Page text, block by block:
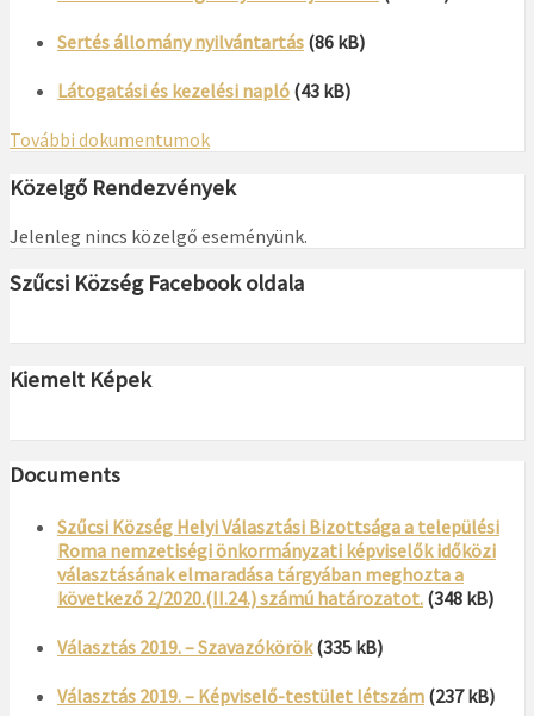
Sertés állomány nyilvántartás (86 kB)
Látogatási és kezelési napló (43 kB)
További dokumentumok
Közelgő Rendezvények
Jelenleg nincs közelgő eseményünk.
Szűcsi Község Facebook oldala
Kiemelt Képek
Documents
Szűcsi Község Helyi Választási Bizottsága a települési
Roma nemzetiségi önkormányzati képviselők időközi
választásának elmaradása tárgyában meghozta a
következő 2/2020.(II.24.) számú határozatot. (348 kB)
Választás 2019. – Szavazókörök (335 kB)
Választás 2019. – Képviselő-testület létszám (237 kB)